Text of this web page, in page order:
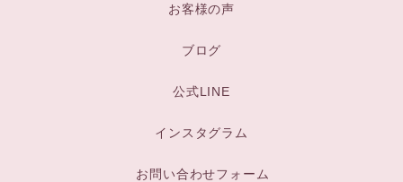
お客様の声
ブログ
公式LINE
インスタグラム
お問い合わせフォーム